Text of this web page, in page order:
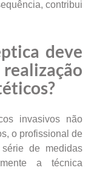
contribui
deve
invasivos não
o profissional de
de medidas
a técnica